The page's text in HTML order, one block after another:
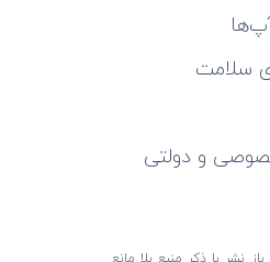
سلامت
و دولتی